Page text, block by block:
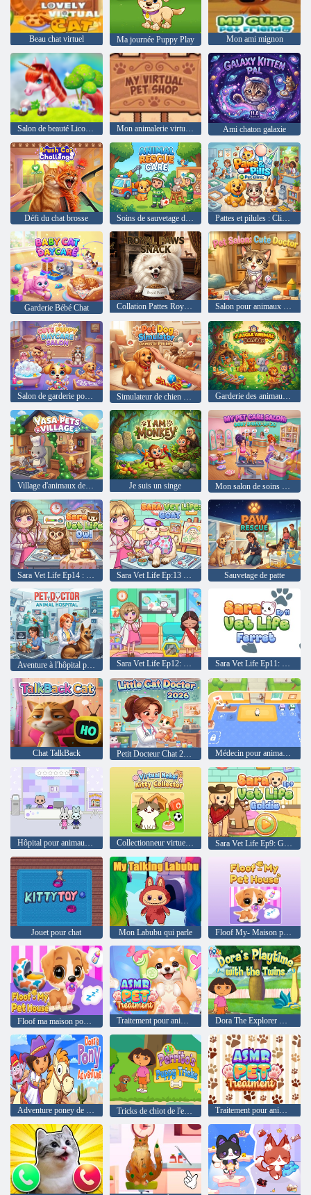
Beau chat virtuel Ma journée Puppy Play Mon ami mignon
Salon de beauté Licorne Mon animalerie virtuelle Ami chaton galaxie
Défi du chat brosse Soins de sauvetage des animaux
Garderie Bébé Chat Collation Pattes Royales Salon pour animaux de compagnie : Docteur mignon
Salon de garderie pour chiots mignons Simulateur de chien de compagnie Garderie des animaux de la jungle
Village d'animaux de Yasa Je suis un singe Mon salon de soins pour animaux : Obby Dress-Up 3D
Sauvetage de patte
Sara Vet Life Ep12: Caméléon Sara Vet Life Ep11: Furet
Chat TalkBack Petit Docteur Chat 2026 Médecin pour animaux de compagnie Animaux mignons
Collectionneur virtuel Neko Kitty Sara Vet Life Ep9: Goldie
Jouet pour chat Mon Labubu qui parle
Floof ma maison pour animaux de compagnie Traitement pour animaux de compagnie ASMR Dora The Explorer Dora's Playtime avec les jumeaux
Adventure poney de Dora Tricks de chiot de l'explorateur Perrito Traitement pour animaux de compagnie ASMR